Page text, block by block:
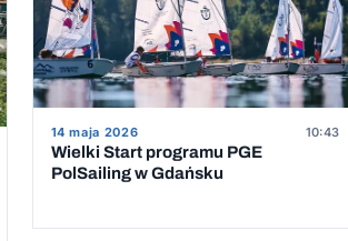
14 maja 2026 10:43
Wielki Start programu PGE
PolSailing w Gdańsku